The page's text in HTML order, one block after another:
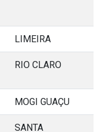
LIMEIRA
RIO CLARO
MOGI GUAÇU
SANTA